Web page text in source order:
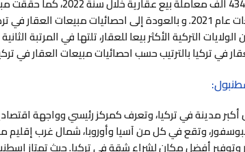
2021.
و بالعودة إلى احصائيات مبيعات العقار
الولايات التركية الأكثر بيعا للعقار، تلتها في المرتبة
في تركيا بالترتيب حسب احصائيات مبيعات العقار في تركيا
مدينة في تركيا، وتعرف كمركز رئيسي وواجهة
وتقع في كل من آسيا وأوروبا، شمال غرب إقليم
وتوفير أفضل مكان لشراء شقة في تركيا. حيث تمتاز